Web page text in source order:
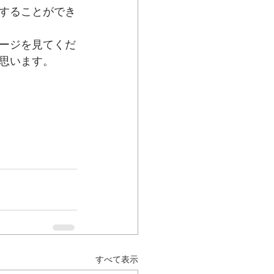
ることができ
ジを見てくだ
います。
すべて表示